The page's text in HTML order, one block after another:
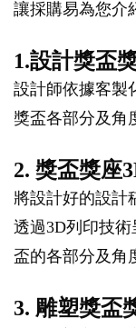
讓採購易為您介
1.設計獎盃
設計師依據客製
獎盃各部分及角
2. 獎盃獎座
將設計好的設計
透過3D列印技
盃的各部分及角
3. 雕塑獎盃